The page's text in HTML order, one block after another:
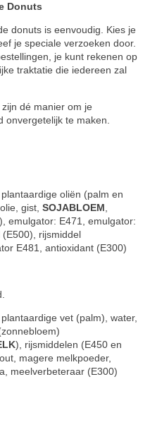
Donuts
donuts is eenvoudig. Kies je
je speciale verzoeken door.
je kunt rekenen op
traktatie die iedereen zal
dé manier om je
onvergetelijk te maken.
, plantaardige oliën (palm en
gist, SOJABLOEM
emulgator: E471, emulgator:
rijsmiddel
E481, antioxidant (E300)
, plantaardige vet (palm), water,
), rijsmiddelen (E450 en
magere melkpoeder,
meelverbeteraar (E300)